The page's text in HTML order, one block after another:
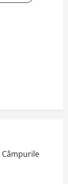
Câmpurile